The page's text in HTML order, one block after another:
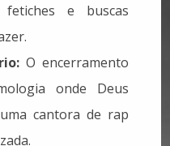
e buscas
O encerramento
onde Deus
cantora de rap